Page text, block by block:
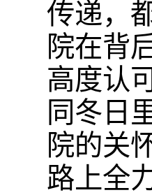
传递，
院在背
高度认
同冬日
院的关
路上全